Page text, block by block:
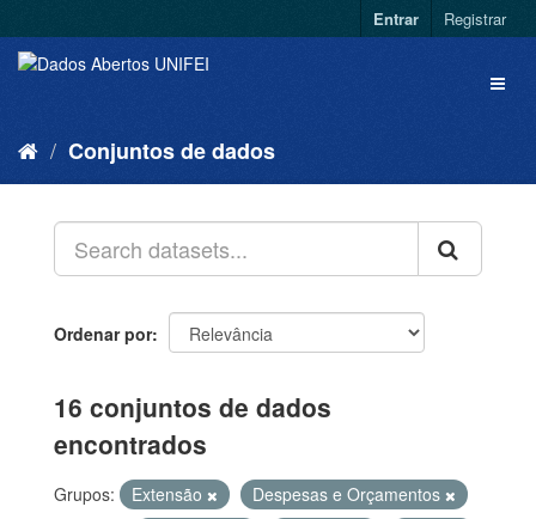
Entrar Registrar
Conjuntos de dados
Ordenar por
16 conjuntos de dados
encontrados
Grupos: Extensão
Despesas e Orçamentos